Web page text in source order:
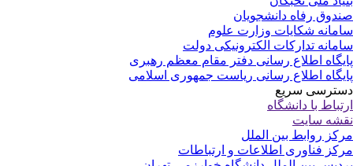
رفاه دانشجویان
شکایات وزارت علوم
تدارکات الکترونیکی دولت
اطلاع رسانی دفتر مقام معظم رهبری
اطلاع رسانی ریاست جمهوری اسلامی
سریع
با دانشگاه
سایت
روابط بین الملل
فناوری اطلاعات و ارتباطات